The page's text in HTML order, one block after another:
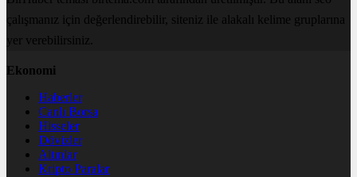
çalışmanız için değerlendirebilir, siteniz ile alakalı kelime gruplarına
yer verebilirsiniz.
Ekonomi
Haberler
Canlı Borsa
Hisseler
Dövizler
Altınlar
Kripto Paralar